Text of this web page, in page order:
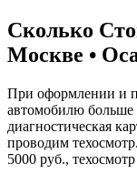
Сколько
Москве •
При оформлении и
автомобилю больше
диагностическая
проводим
5000 руб.,